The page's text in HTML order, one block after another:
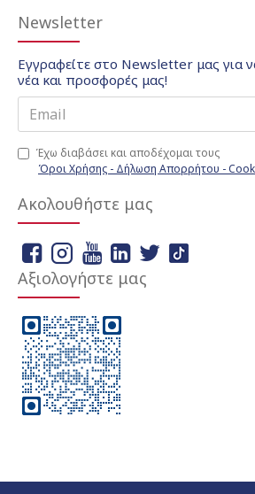
Newsletter
Εγγραφείτε στο Newsletter μας για
νέα και προσφορές μας!
Έχω διαβάσει και αποδέχομαι τους
Όροι Χρήσης - Δήλωση Απορρήτου -
Ακολουθήστε μας
Αξιολογήστε μας